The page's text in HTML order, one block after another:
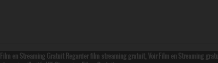
Film en Streaming Gratuit Regarder film streaming gratuit, Voir Film en Streaming